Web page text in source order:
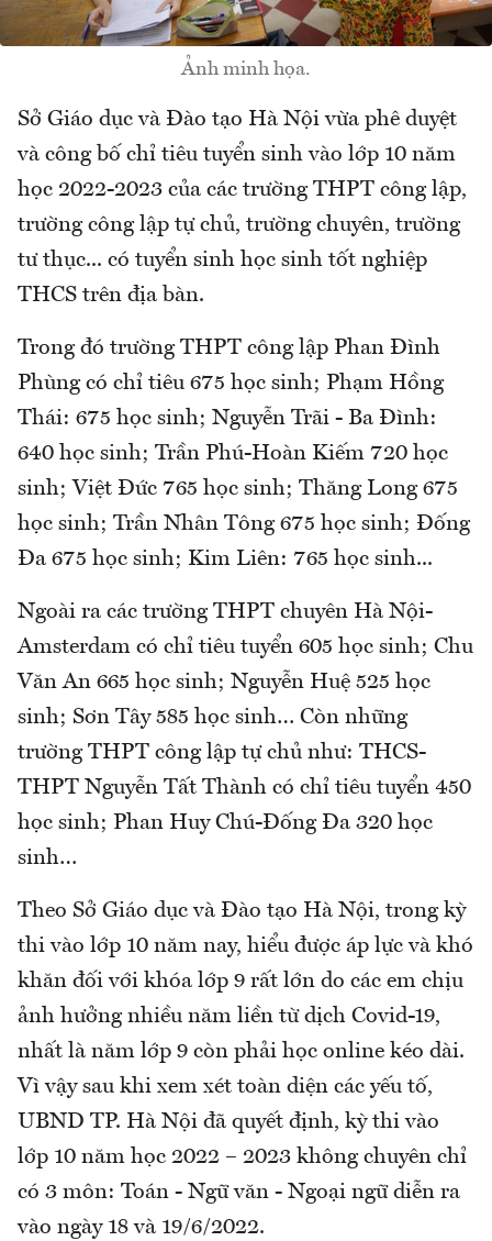
Ảnh minh họa.
Sở Giáo dục và Đào tạo Hà Nội vừa phê duyệt
và công bố chỉ tiêu tuyển sinh vào lớp 10 năm
học 2022-2023 của các trường THPT công lập,
trường công lập tự chủ, trường chuyên, trường
tư thục... có tuyển sinh học sinh tốt nghiệp
THCS trên địa bàn.
Trong đó trường THPT công lập Phan Đình
Phùng có chỉ tiêu 675 học sinh; Phạm Hồng
Thái: 675 học sinh; Nguyễn Trãi - Ba Đình:
640 học sinh; Trần Phú-Hoàn Kiếm 720 học
sinh; Việt Đức 765 học sinh; Thăng Long 675
học sinh; Trần Nhân Tông 675 học sinh; Đống
Đa 675 học sinh; Kim Liên: 765 học sinh...
Ngoài ra các trường THPT chuyên Hà Nội-
Amsterdam có chỉ tiêu tuyển 605 học sinh; Chu
Văn An 665 học sinh; Nguyễn Huệ 525 học
sinh; Sơn Tây 585 học sinh… Còn những
trường THPT công lập tự chủ như: THCS-
THPT Nguyễn Tất Thành có chỉ tiêu tuyển 450
học sinh; Phan Huy Chú-Đống Đa 320 học
sinh…
Theo Sở Giáo dục và Đào tạo Hà Nội, trong kỳ
thi vào lớp 10 năm nay, hiểu được áp lực và khó
khăn đối với khóa lớp 9 rất lớn do các em chịu
ảnh hưởng nhiều năm liền từ dịch Covid-19,
nhất là năm lớp 9 còn phải học online kéo dài.
Vì vậy sau khi xem xét toàn diện các yếu tố,
UBND TP. Hà Nội đã quyết định, kỳ thi vào
lớp 10 năm học 2022 – 2023 không chuyên chỉ
có 3 môn: Toán - Ngữ văn - Ngoại ngữ diễn ra
vào ngày 18 và 19/6/2022.